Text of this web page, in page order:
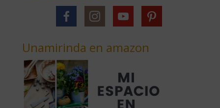
Unamirinda en amazon